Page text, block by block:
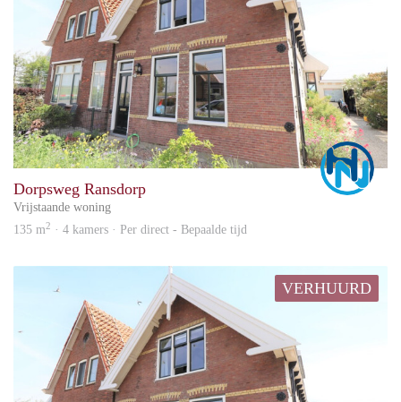
Dorpsweg Ransdorp
Vrijstaande woning
135 m2 · 4 kamers · Per direct - Bepaalde tijd
VERHUURD